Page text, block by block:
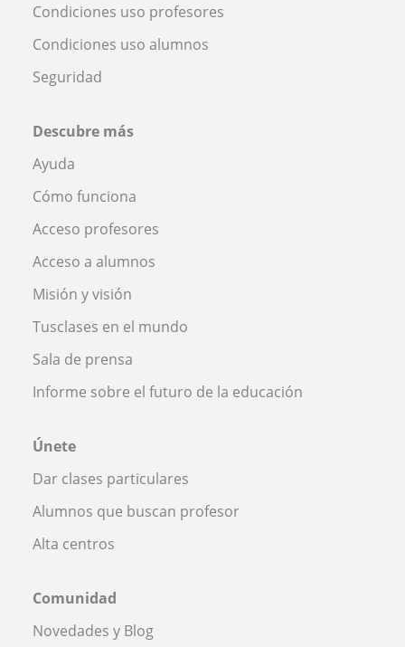
Condiciones uso profesores
Condiciones uso alumnos
Seguridad
Descubre más
Ayuda
Cómo funciona
Acceso profesores
Acceso a alumnos
Misión y visión
Tusclases en el mundo
Sala de prensa
Informe sobre el futuro de la educación
Únete
Dar clases particulares
Alumnos que buscan profesor
Alta centros
Comunidad
Novedades y Blog